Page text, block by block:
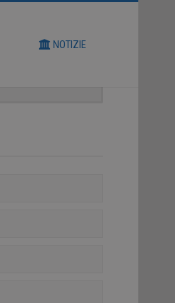
NOTIZIE